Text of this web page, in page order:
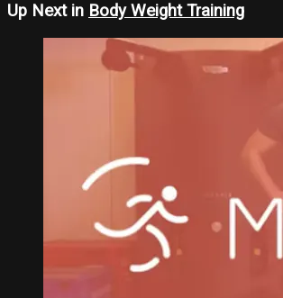
Up Next in Body Weight Training